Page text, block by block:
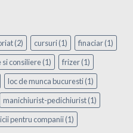
(2) cursuri(1) finaciar(1)
consiliere(1) frizer(1)
loc de munca bucuresti(1)
manichiurist-pedichiurist(1)
pentru companii(1)